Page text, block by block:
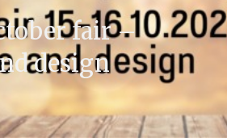
fair –
design